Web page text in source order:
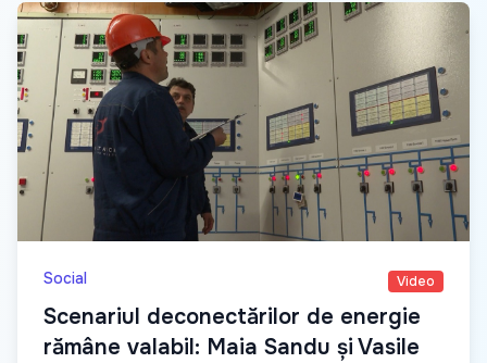
Social Video
Scenariul deconectărilor de energie
rămâne valabil: Maia Sandu și Vasile